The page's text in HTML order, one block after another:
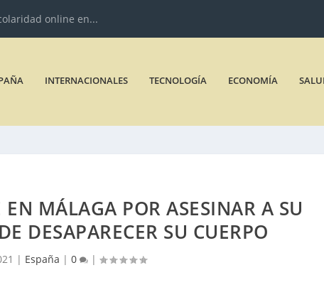
online en...
INTERNACIONALES TECNOLOGÍA ECONOMÍA
MÁLAGA POR ASESINAR A SU
DESAPARECER SU CUERPO
| España |0 |